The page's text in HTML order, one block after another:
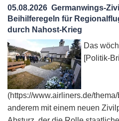
05.08.2026 Germanwings-
Beihilferegeln für
durch Nahost-Krieg
Das
[Politik-
(https://www.airliners.de/
anderem mit einem neuen